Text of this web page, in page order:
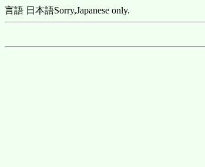
言語 日本語Sorry,Japanese only.